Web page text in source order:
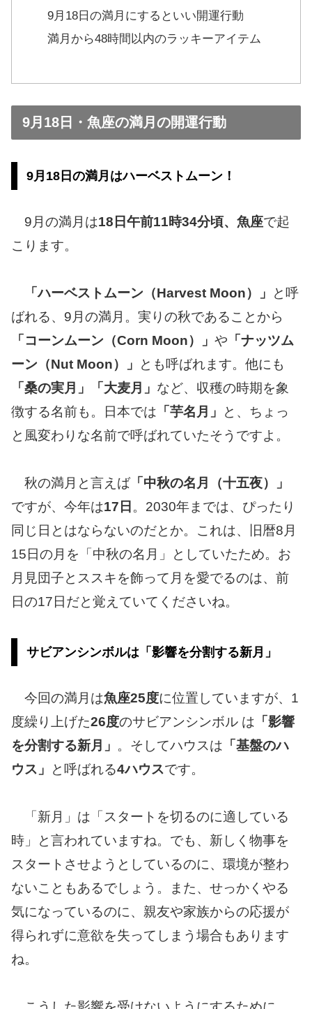
9月18日の満月にするといい開運行動
満月から48時間以内のラッキーアイテム
9月18日・魚座の満月の開運行動
9月18日の満月はハーベストムーン！
9月の満月は18日午前11時34分頃、魚座で起
こります。
「ハーベストムーン（Harvest Moon）」
と呼
ばれる、9月の満月。実りの秋であることから
「コーンムーン（Corn Moon）」 や 「ナッツム
ーン（Nut Moon）」
とも呼ばれます。他にも
「桑の実月」「大麦月」 など、収穫の時期を象
徴する名前も。日本では 「芋名月」
と、ちょっ
と風変わりな名前で呼ばれていたそうですよ。
秋の満月と言えば「中秋の名月（十五夜）」
ですが、今年は17日 。2030年までは、ぴったり
同じ日とはならないのだとか。これは、旧暦8月
15日の月を「中秋の名月」としていたため。お
月見団子とススキを飾って月を愛でるのは、前
日の17日だと覚えていてくださいね。
サビアンシンボルは「影響を分割する新月」
今回の満月は魚座25度に位置していますが、1
度繰り上げた26度のサビアンシンボル は 「影響
を分割する新月」 。そしてハウスは 「基盤のハ
ウス」
と呼ばれる4ハウスです。
「新月」は「スタートを切るのに適している
時」と言われていますね。でも、新しく物事を
スタートさせようとしているのに、環境が整わ
ないこともあるでしょう。また、せっかくやる
気になっているのに、親友や家族からの応援が
得られずに意欲を失ってしまう場合もあります
ね。